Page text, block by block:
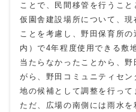
ことで、民間移管を行うこと
仮園舎建設場所について、
ことを考慮し、野田保育所
内）で4年程度使用できる敷
当たらなかったことから、
がら、野田コミュニティセ
地の候補として調整を行って
ただ、広場の南側には雨水